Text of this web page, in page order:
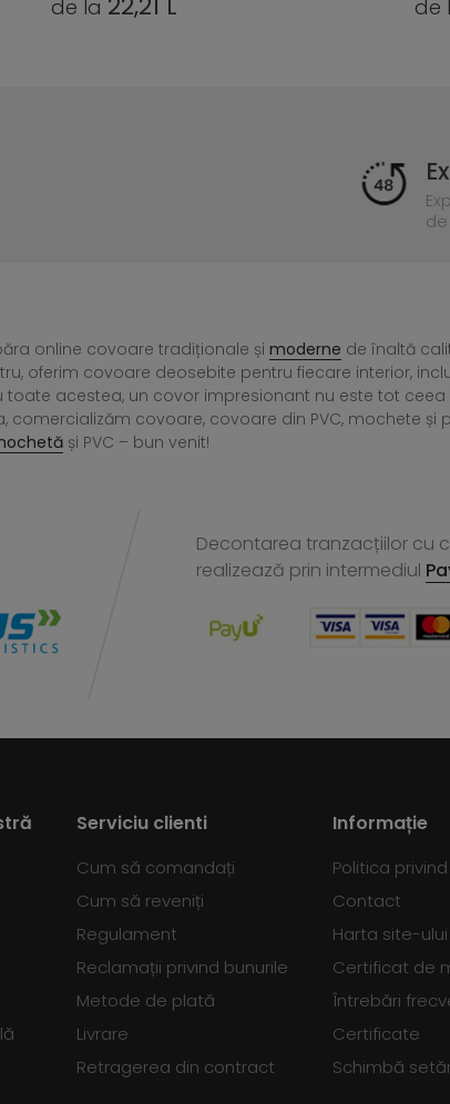
de la de la
online covoare tradiționale și moderne de înaltă
oferim covoare deosebite pentru fiecare interior,
toate acestea, un covor impresionant nu este tot
comercializăm covoare, covoare din PVC, mochete și
și PVC – bun venit!
Decontarea tranzacțiilor cu
realizează prin intermediul
Serviciu clienti
Cum să comandați
Cum să reveniți
Regulament
Reclamații privind bunurile
Metode de plată
Livrare
Retragerea din contract
Informație
Politica
Contact
Harta site-ului
Certificat de
Întrebări
Certificate
Schimbă